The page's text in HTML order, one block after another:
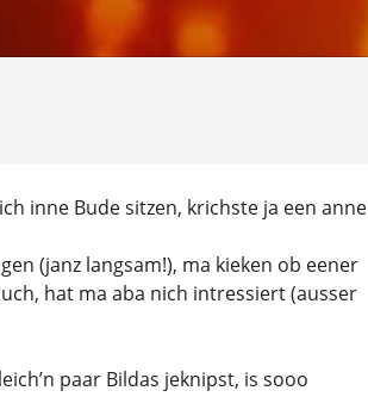
inne Bude sitzen, krichste ja een anne
(janz langsam!), ma kieken ob eener
hat ma aba nich intressiert (ausser
paar Bildas jeknipst, is sooo